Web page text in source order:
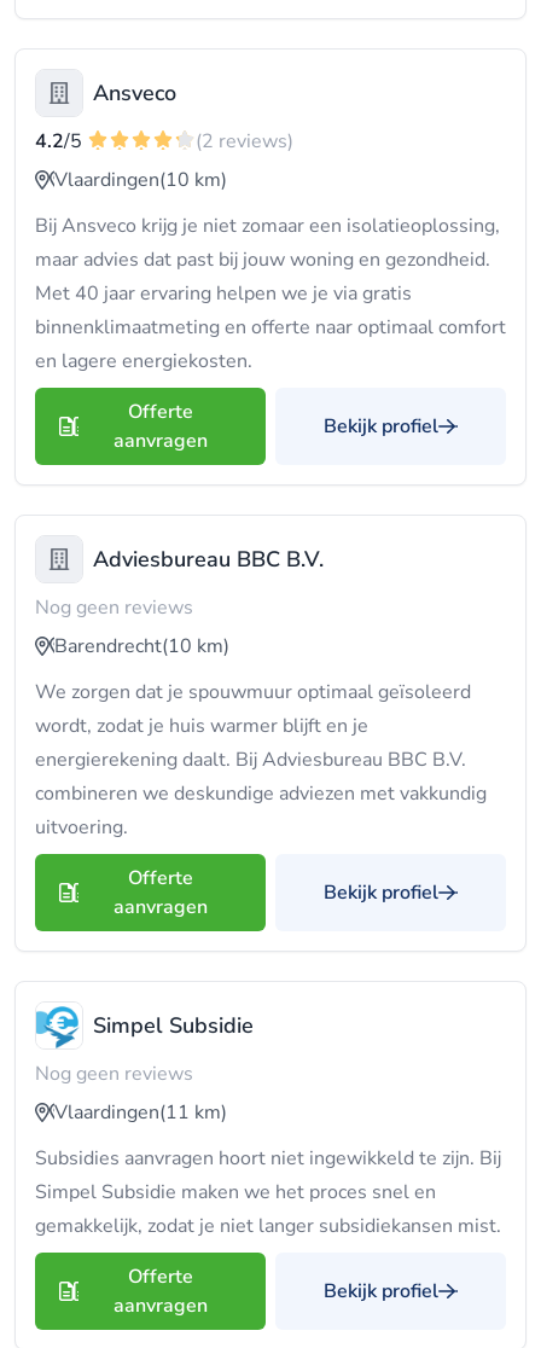
Ansveco
4.2/5
(2 reviews)
Vlaardingen(10 km)
Bij Ansveco krijg je niet zomaar een isolatieoplossing,
maar advies dat past bij jouw woning en gezondheid.
Met 40 jaar ervaring helpen we je via gratis
binnenklimaatmeting en offerte naar optimaal comfort
en lagere energiekosten.
Offerte
aanvragen
Bekijk profiel
Adviesbureau BBC B.V.
Nog geen reviews
Barendrecht(10 km)
We zorgen dat je spouwmuur optimaal geïsoleerd
wordt, zodat je huis warmer blijft en je
energierekening daalt. Bij Adviesbureau BBC B.V.
combineren we deskundige adviezen met vakkundig
uitvoering.
Offerte
aanvragen
Bekijk profiel
Simpel Subsidie
Nog geen reviews
Vlaardingen(11 km)
Subsidies aanvragen hoort niet ingewikkeld te zijn. Bij
Simpel Subsidie maken we het proces snel en
gemakkelijk, zodat je niet langer subsidiekansen mist.
Offerte
aanvragen
Bekijk profiel